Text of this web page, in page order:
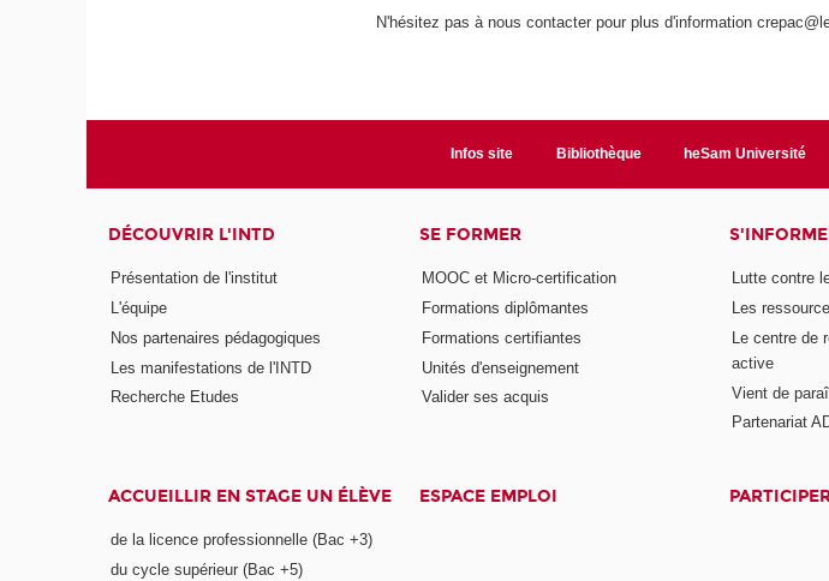
N'hésitez pas à nous contacter pour plus d'information
Infos site Bibliothèque heSam Université
DÉCOUVRIR L'INTD
Présentation de l'institut
L'équipe
Nos partenaires pédagogiques
Les manifestations de l'INTD
Recherche Etudes
SE FORMER
MOOC et Micro-certification
Formations diplômantes
Formations certifiantes
Unités d'enseignement
Valider ses acquis
Lutte contre
Les
Le centre de
active
Vient de
Partenariat
ACCUEILLIR EN STAGE UN ÉLÈVE
de la licence professionnelle (Bac +3)
du cycle supérieur (Bac +5)
ESPACE EMPLOI